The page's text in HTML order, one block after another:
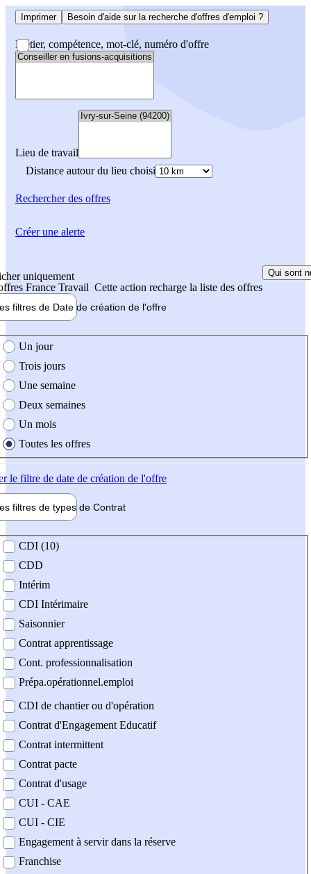
Imprimer Besoin d'aide sur la recherche d'offres d'emploi ?
Métier, compétence, mot-clé, numéro d'offre
Lieu de travail
Distance autour du lieu choisi
Rechercherdes offres
uniquement
France Travail Cette action recharge la liste des offres
Qui sont
filtres de Date de création de l'offre
création de l'offre
Un jour
Trois jours
Une semaine
Deux semaines
Un mois
Toutes les offres
le filtre de date de création de l'offre
filtres de types de Contrat
contrat
CDI (10)
CDD
Intérim
CDI Intérimaire
Saisonnier
Contrat apprentissage
Cont. professionnalisation
Prépa.opérationnel.emploi
CDI de chantier ou d'opération
Contrat d'Engagement Educatif
Contrat intermittent
Contrat pacte
Contrat d'usage
CUI - CAE
CUI - CIE
Engagement à servir dans la réserve
Franchise
Créer une alerte